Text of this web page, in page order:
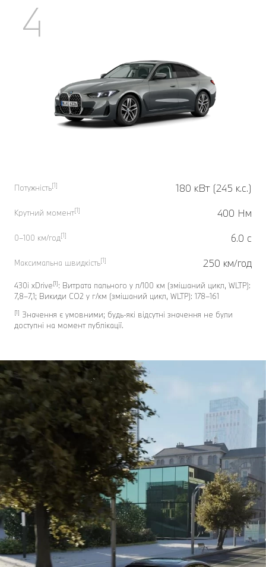
4
Потужність[1] 180 кВт (245 к.с.)
Крутний момент[1] 400 Нм
0–100 км/год[1] 6.0 с
Максимальна швидкість[1] 250 км/год
430i xDrive[1]: Витрата пального у л/100 км (змішаний цикл, WLTP):
7,8–7,1; Викиди CO2 у г/км (змішаний цикл, WLTP): 178–161
[1] Значення є умовними; будь-які відсутні значення не були
доступні на момент публікації.